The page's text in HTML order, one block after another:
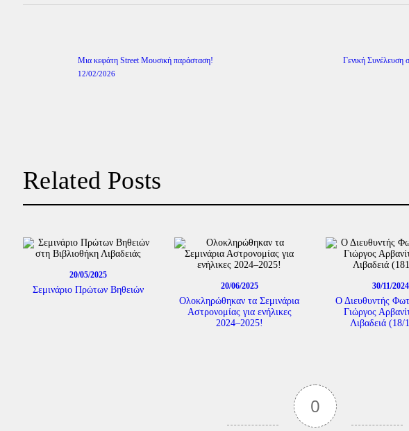
Previous
post:
Μια κεφάτη Street Μουσική παράσταση!
12/02/2026
Γενική Συνέλευση
Related Posts
20/05/2025
Σεμινάριο Πρώτων Βηθειών 20/06/2025
Ολοκληρώθηκαν τα Σεμινάρια
Αστρονομίας για ενήλικες
2024–2025!
30/11/2024
Ο Διευθυντής
Γιώργος
Λιβαδειά (18/
0